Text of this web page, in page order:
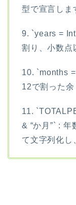
型で宣言しま
9. `years =
割り、小数点
10. `months
12で割った余
11.
& “か月”` :
て文字列化し